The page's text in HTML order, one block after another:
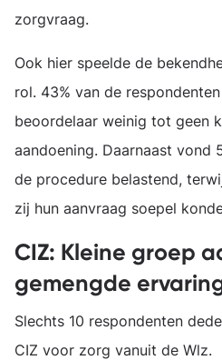
zorgvraag.
Ook hier speelde de
rol. 43% van de
beoordelaar weinig tot geen
aandoening. Daarnaast vond
de procedure belastend,
zij hun aanvraag soepel
CIZ: Kleine groep
gemengde
Slechts 10 respondenten
CIZ voor zorg vanuit de Wlz.